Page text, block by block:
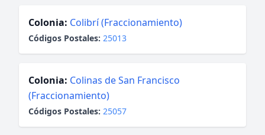
Colonia: Colibrí (Fraccionamiento)
Códigos Postales: 25013
Colonia: Colinas de San Francisco
(Fraccionamiento)
Códigos Postales: 25057